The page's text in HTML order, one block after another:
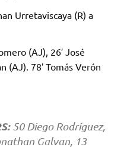
Urretaviscaya (R) a
(AJ), 26′ José
(AJ). 78′ Tomás Verón
50 Diego Rodríguez,
Galvan, 13